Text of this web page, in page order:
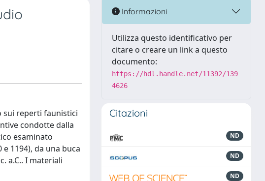
reperti faunistici
condotte dalla
esaminato
1194), da una buca
a.C.. I materiali
Informazioni
Utilizza questo identificativo per
citare o creare un link a questo
documento:
https://hdl.handle.net/11392/139
4626
Citazioni
ND
ND
ND